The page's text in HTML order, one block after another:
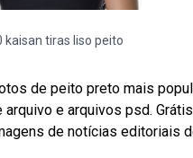
kaisan tiras liso peito
de peito preto mais
e arquivos psd.
de notícias editoriais